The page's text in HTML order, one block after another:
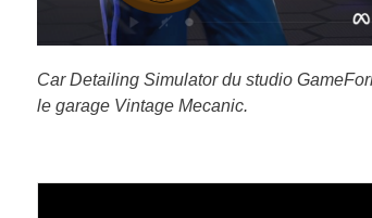
Car Detailing Simulator du studio
le garage Vintage Mecanic.